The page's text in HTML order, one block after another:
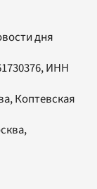
дня
ИНН
Коптевская
,